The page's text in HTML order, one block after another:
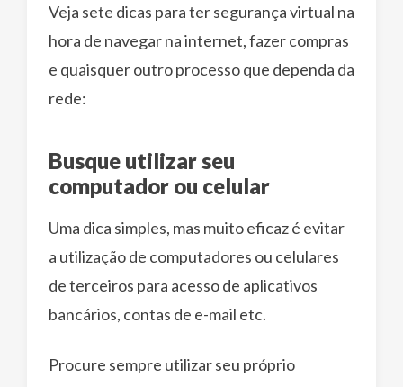
Veja sete dicas para ter segurança virtual na
hora de navegar na internet, fazer compras
e quaisquer outro processo que dependa da
rede:
Busque utilizar seu
computador ou celular
Uma dica simples, mas muito eficaz é evitar
a utilização de computadores ou celulares
de terceiros para acesso de aplicativos
bancários, contas de e-mail etc.
Procure sempre utilizar seu próprio